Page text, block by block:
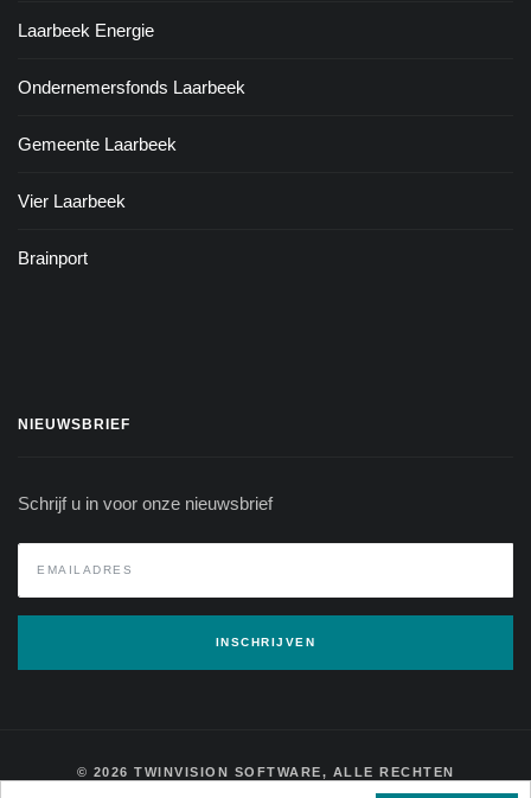
Laarbeek Energie
Ondernemersfonds Laarbeek
Gemeente Laarbeek
Vier Laarbeek
Brainport
NIEUWSBRIEF
Schrijf u in voor onze nieuwsbrief
INSCHRIJVEN
© 2026 TWINVISION SOFTWARE, ALLE RECHTEN